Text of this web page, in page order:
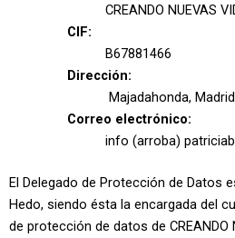
CREANDO NUEVAS
CIF:
B67881466
Dirección:
Majadahonda,
Correo electrónico:
info (arroba)
El Delegado de Protección de Datos
Hedo, siendo ésta la encargada del
de protección de datos de CREANDO